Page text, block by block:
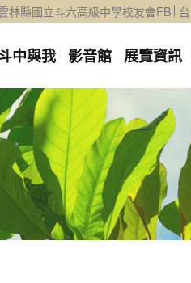
林縣國立斗六高級中學校友會FB
中與我 影音館 展覽資訊